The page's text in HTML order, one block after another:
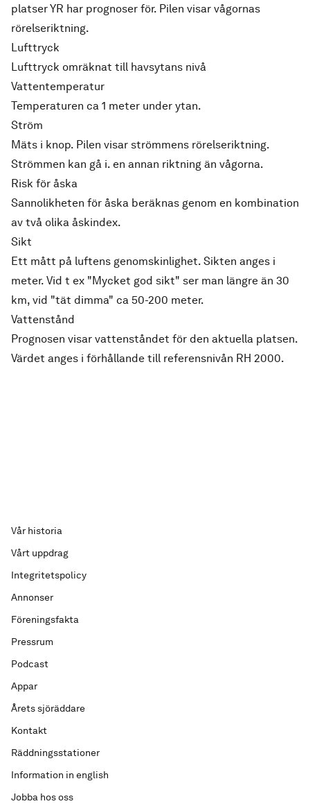
platser YR har prognoser för. Pilen visar vågornas
rörelseriktning.
Lufttryck
Lufttryck omräknat till havsytans nivå
Vattentemperatur
Temperaturen ca 1 meter under ytan.
Ström
Mäts i knop. Pilen visar strömmens rörelseriktning.
Strömmen kan gå i. en annan riktning än vågorna.
Risk för åska
Sannolikheten för åska beräknas genom en kombination
av två olika åskindex.
Sikt
Ett mått på luftens genomskinlighet. Sikten anges i
meter. Vid t ex "Mycket god sikt" ser man längre än 30
km, vid "tät dimma" ca 50-200 meter.
Vattenstånd
Prognosen visar vattenståndet för den aktuella platsen.
Värdet anges i förhållande till referensnivån RH 2000.
Vår historia
Vårt uppdrag
Integritetspolicy
Annonser
Föreningsfakta
Pressrum
Podcast
Appar
Årets sjöräddare
Kontakt
Räddningsstationer
Information in english
Jobba hos oss